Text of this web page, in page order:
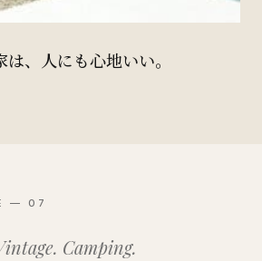
、人にも心地いい。
— 07
Camping.